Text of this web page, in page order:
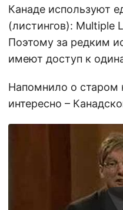
Канаде используют
(листингов): Multiple
Поэтому за редким
имеют доступ к
Напомнило о старом
интересно –